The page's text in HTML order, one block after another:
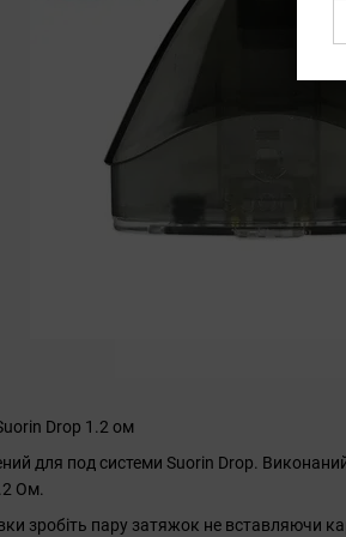
Drop 1.2 ом
для под системи Suorin Drop.
Ом.
зробіть пару затяжок не вставляючи